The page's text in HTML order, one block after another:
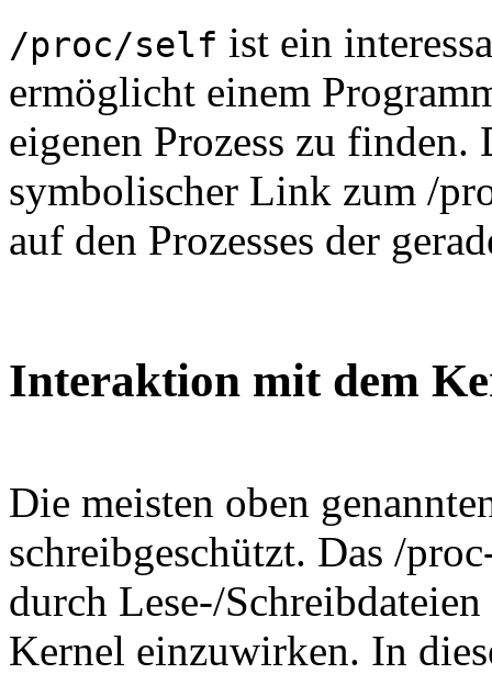
/proc/self ist ein
ermöglicht einem
eigenen Prozess zu
symbolischer Link zum /
auf den Prozesses der
Interaktion mit dem
Die meisten oben
schreibgeschützt. Das /
durch Lese-/
Kernel einzuwirken. In